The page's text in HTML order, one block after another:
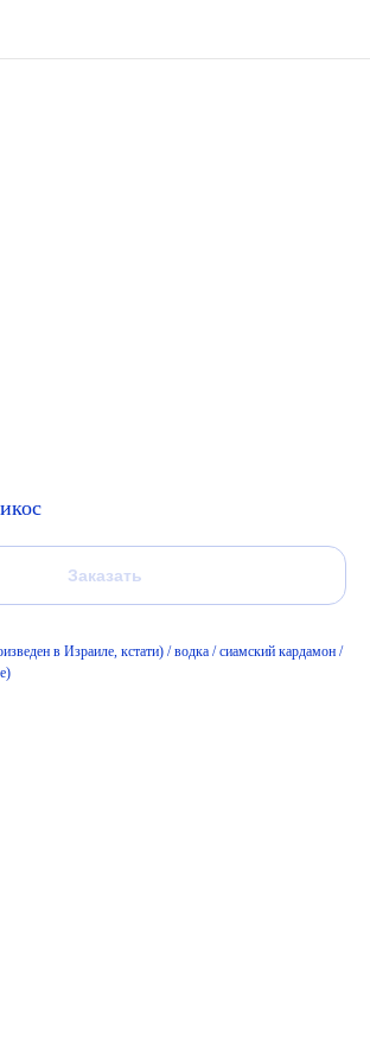
Заказать
в Израиле, кстати) / водка / сиамский кардамон /